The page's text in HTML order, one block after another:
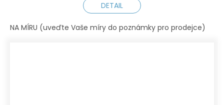
DETAIL
NA MÍRU (uveďte Vaše míry do poznámky pro prodejce)